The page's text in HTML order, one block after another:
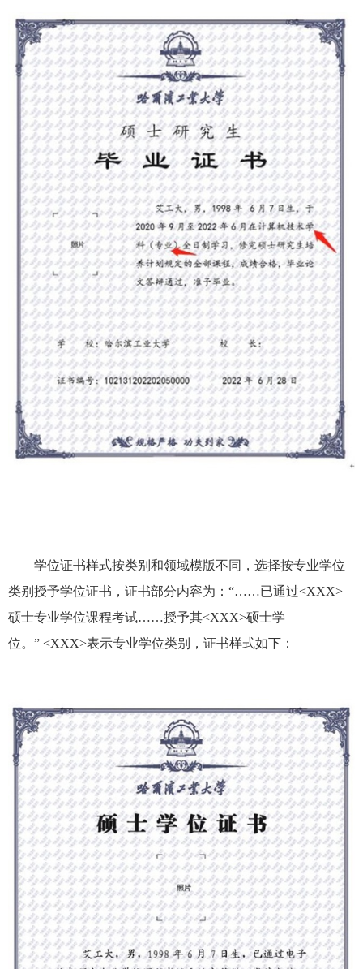
学位证书样式按类别和领域模版不同，选择按专业学位
类别授予学位证书，证书部分内容为：“……已通过<XXX>
硕士专业学位课程考试……授予其<XXX>硕士学
位。” <XXX>表示专业学位类别，证书样式如下：